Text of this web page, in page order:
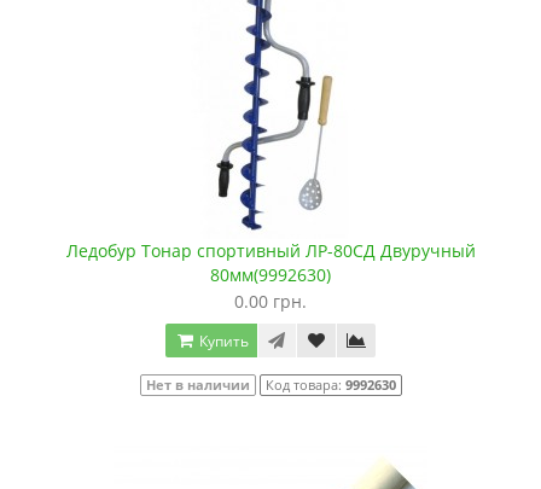
Ледобур Тонар спортивный ЛР-80СД Двуручный
80мм(9992630)
0.00 грн.
Купить
Нет в наличии Код товара: 9992630